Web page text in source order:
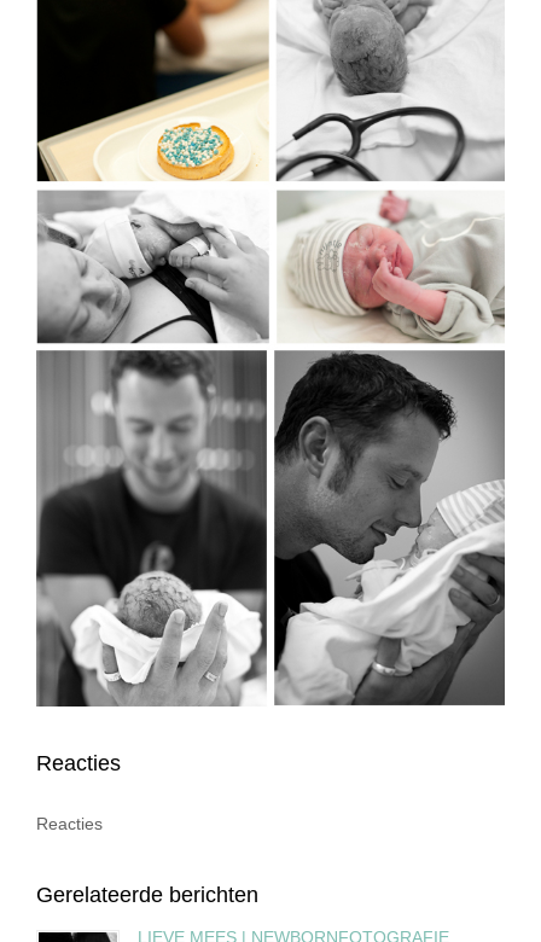
Reacties
Reacties
Gerelateerde berichten
LIEVE MEES | NEWBORNFOTOGRAFIE